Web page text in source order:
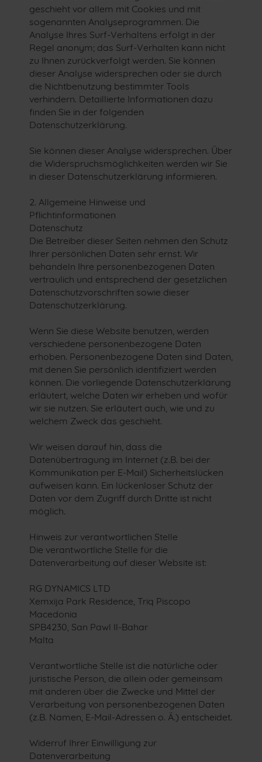
geschieht vor allem mit Cookies und mit
sogenannten Analyseprogrammen. Die
Analyse Ihres Surf-Verhaltens erfolgt in der
Regel anonym; das Surf-Verhalten kann nicht
zu Ihnen zurückverfolgt werden. Sie können
dieser Analyse widersprechen oder sie durch
die Nichtbenutzung bestimmter Tools
verhindern. Detaillierte Informationen dazu
finden Sie in der folgenden
Datenschutzerklärung.
Sie können dieser Analyse widersprechen. Über
die Widerspruchsmöglichkeiten werden wir Sie
in dieser Datenschutzerklärung informieren.
2. Allgemeine Hinweise und
Pflichtinformationen
Datenschutz
Die Betreiber dieser Seiten nehmen den Schutz
Ihrer persönlichen Daten sehr ernst. Wir
behandeln Ihre personenbezogenen Daten
vertraulich und entsprechend der gesetzlichen
Datenschutzvorschriften sowie dieser
Datenschutzerklärung.
Wenn Sie diese Website benutzen, werden
verschiedene personenbezogene Daten
erhoben. Personenbezogene Daten sind Daten,
mit denen Sie persönlich identifiziert werden
können. Die vorliegende Datenschutzerklärung
erläutert, welche Daten wir erheben und wofür
wir sie nutzen. Sie erläutert auch, wie und zu
welchem Zweck das geschieht.
Wir weisen darauf hin, dass die
Datenübertragung im Internet (z.B. bei der
Kommunikation per E-Mail) Sicherheitslücken
aufweisen kann. Ein lückenloser Schutz der
Daten vor dem Zugriff durch Dritte ist nicht
möglich.
Hinweis zur verantwortlichen Stelle
Die verantwortliche Stelle für die
Datenverarbeitung auf dieser Website ist:
RG DYNAMICS LTD
Xemxija Park Residence, Triq Piscopo
Macedonia
SPB4230, San Pawl Il-Bahar
Malta
Verantwortliche Stelle ist die natürliche oder
juristische Person, die allein oder gemeinsam
mit anderen über die Zwecke und Mittel der
Verarbeitung von personenbezogenen Daten
(z.B. Namen, E-Mail-Adressen o. Ä.) entscheidet.
Widerruf Ihrer Einwilligung zur
Datenverarbeitung